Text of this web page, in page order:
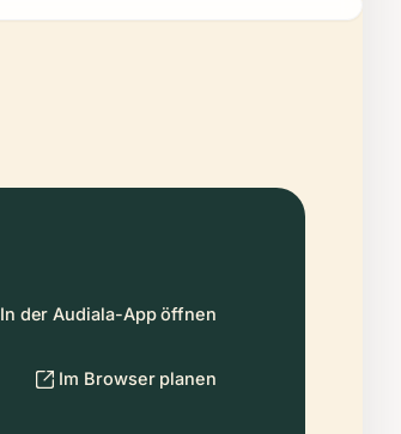
In der Audiala-App öffnen
Im Browser planen